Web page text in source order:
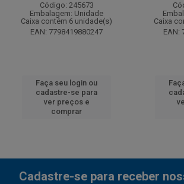
Código: 245673
Embalagem: Unidade
Caixa contém 6 unidade(s)
EAN: 7798419880247
Faça seu login ou
cadastre-se para
ver preços e
comprar
Caixa
EAN:
Cadastre-se para receber